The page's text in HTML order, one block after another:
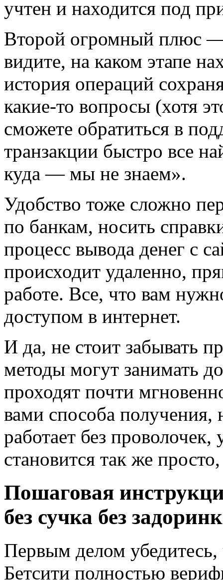
учтен и находится под
Второй огромный плюс
видите, на каком этапе
история операций
какие-то вопросы (хотя
сможете обратиться в
транзакции быстро все
куда — мы не знаем».
Удобство тоже сложно
по банкам, носить
процесс вывода денег с
происходит удаленно,
работе. Все, что вам
доступом в интернет.
И да, не стоит забывать
методы могут занимать
проходят почти
вами способа получения,
работает без
становится так же
Пошаговая
без сучка без
Первым делом убедитесь,
Бетсити полностью